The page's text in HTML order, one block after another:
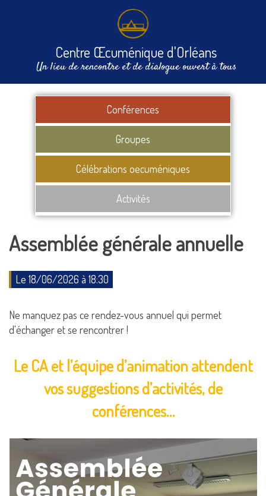
Centre Œcuménique d'Orléans
Un lieu de rencontre et de dialogue ouvert à tous
Conférences
Groupes
Célébrations oecuméniques
Activités
Assemblée générale annuelle
Le 18/06/2026 à 18:30
Ne manquez pas ce rendez-vous annuel qui permet
d'échanger et se rencontrer !
Le CA et l’équipe d’animation attendent
vos suggestions d’activités, de
conférences…